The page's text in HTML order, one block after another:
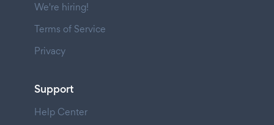
We're hiring!
Terms of Service
Privacy
Support
Help Center